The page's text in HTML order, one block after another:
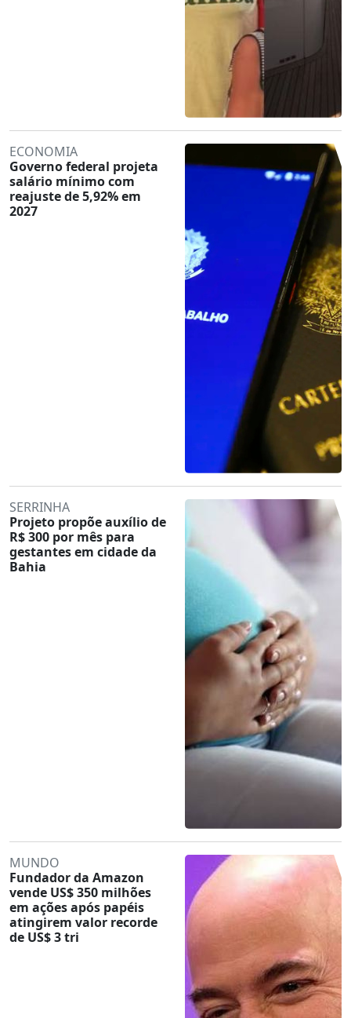
ECONOMIA
Governo federal projeta
salário mínimo com
reajuste de 5,92% em
2027
SERRINHA
Projeto propõe auxílio de
R$ 300 por mês para
gestantes em cidade da
Bahia
MUNDO
Fundador da Amazon
vende US$ 350 milhões
em ações após papéis
atingirem valor recorde
de US$ 3 tri